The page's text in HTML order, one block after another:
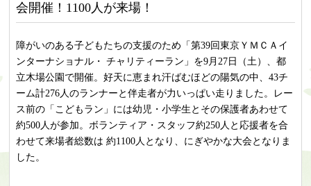
会開催！1100人が来場！
障がいのある子どもたちの支援のため「第39回東京ＹＭＣＡイ
ンターナショナル・ チャリティーラン」を9月27日（土）、都
立木場公園で開催。好天に恵まれ汗ばむほどの陽気の中、43チ
ーム計276人のランナーと伴走者が力いっぱい走りました。レー
ス前の「こどもラン」には幼児・小学生とその保護者あわせて
約500人が参加。ボランティア・スタッフ約250人と応援者を合
わせて来場者総数は 約1100人となり、にぎやかな大会となりま
した。